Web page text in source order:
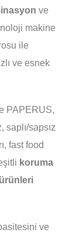
ve
makine
ile
ve esnek
PAPERUS,
saplı/sapsız
fast food
koruma
ve